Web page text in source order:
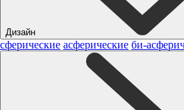
Дизайн
сферические асферические би-